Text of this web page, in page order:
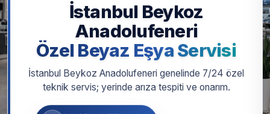
İstanbul Beykoz
Anadolufeneri
Özel Beyaz Eşya Servisi
İstanbul Beykoz Anadolufeneri genelinde 7/24 özel
teknik servis; yerinde arıza tespiti ve onarım.